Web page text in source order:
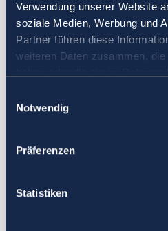
Verwendung unserer Website
soziale Medien, Werbung und
Partner führen diese
weiteren Daten zusammen,
Notwendig
Präferenzen
Statistiken